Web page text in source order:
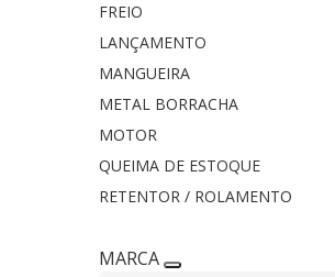
FREIO
LANÇAMENTO
MANGUEIRA
METAL BORRACHA
MOTOR
QUEIMA DE ESTOQUE
RETENTOR / ROLAMENTO
MARCA